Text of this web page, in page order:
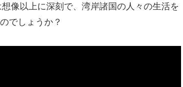
像以上に深刻で、湾岸諸国の人々の生活を
でしょうか？